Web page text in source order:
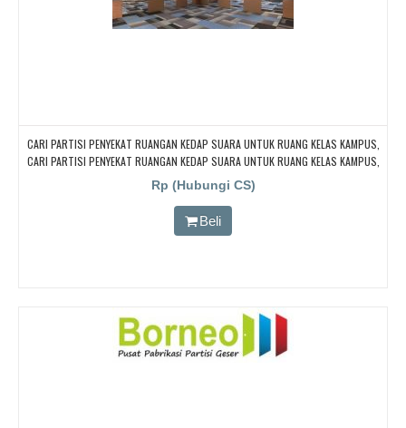
CARI PARTISI PENYEKAT RUANGAN KEDAP SUARA UNTUK RUANG KELAS KAMPUS,
CARI PARTISI PENYEKAT RUANGAN KEDAP SUARA UNTUK RUANG KELAS KAMPUS,
CARI PARTISI PENYEKAT RUANGAN KEDAP SUARA UNTUK RUANG KELAS KAMPUS,
CARI PARTISI PENYEKAT RUANGAN KEDAP SUARA UNTUK RUANG KELAS KAMPUS,
CARI PARTISI PENYEKAT RUANGAN KEDAP SUARA UNTUK RUANG KELAS KAMPUS
Rp (Hubungi CS)
Beli